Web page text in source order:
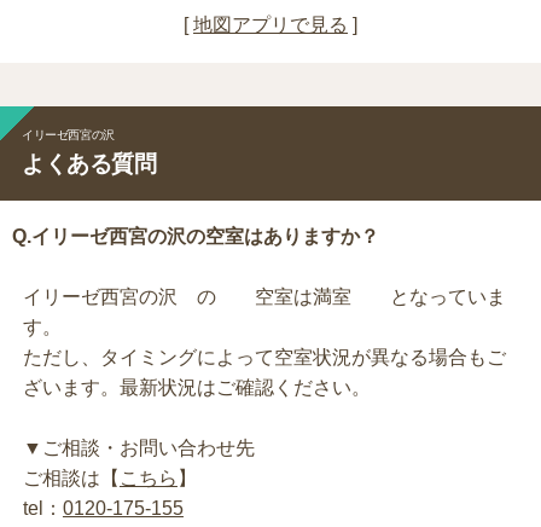
[地図アプリで見る ]
イリーゼ西宮の沢
よくある質問
Q.イリーゼ西宮の沢の空室はありますか？
イリーゼ西宮の沢 の 空室は満室 となっていま
す。
ただし、タイミングによって空室状況が異なる場合もご
ざいます。最新状況はご確認ください。
▼ご相談・お問い合わせ先
ご相談は【 こちら 】
tel： 0120-175-155